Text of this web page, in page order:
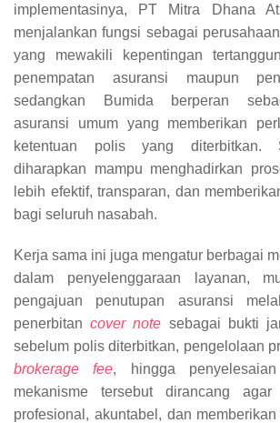
implementasinya, PT Mitra Dhana
menjalankan fungsi sebagai
yang mewakili kepentingan
penempatan asuransi maupun
sedangkan Bumida berperan
asuransi umum yang memberikan
ketentuan polis yang diterbitkan.
diharapkan mampu menghadirkan
lebih efektif, transparan, dan
bagi seluruh nasabah.
Kerja sama ini juga mengatur berbagai
dalam penyelenggaraan layanan,
pengajuan penutupan asuransi
penerbitancover note sebagai bukti
sebelum polis diterbitkan, pengelolaan
brokerage fee, hingga
mekanisme tersebut dirancang
profesional, akuntabel, dan